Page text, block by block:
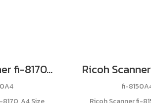
Ricoh Scanner fi-8170, A4 Size, Simplex 70 ppm, Duplex 140 ipm, ADF 100 Sheets, 600dpi, Support USB, Ethernet 10/100/1000Standard warranty 1 ปี Carry-in (Warranty 12 months after delivery date, return to base)
fi-